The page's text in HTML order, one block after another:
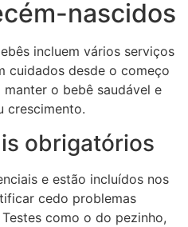
nascidos
incluem vários serviços
cuidados desde o começo
o bebê saudável e
crescimento.
obrigatórios
e estão incluídos nos
cedo problemas
como o do pezinho,